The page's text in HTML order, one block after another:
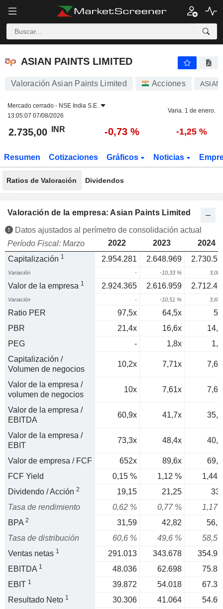
ASIAN PAINTS LIMITED
ASIAN PAINTS LIMITED
Valoración Asian Paints Limited Acciones
Mercado cerrado - NSE India S.E.
13:05:07 07/08/2026
Varia. 1 de enero.
2.735,00 INR -0,73 % -1,25 %
Resumen Cotizaciones Gráficos Noticias
Ratios de Valoración Dividendos
Valoración de la empresa: Asian Paints Limited
Datos ajustados al perímetro de consolidación actual
Período Fiscal: Marzo
2022 2023
2024
Capitalización 1 2.954.281 2.648.969
Variación - -10,33 % 3,08
Valor de la empresa 1 2.924.365 2.616.959
Variación - -10,51 % 3,65
Ratio PER 97,5x 64,5x
PBR
21,4x 16,6x
PEG
- 1,8x
Capitalización /
Volumen de negocios
10,2x 7,71x
Valor de la empresa /
volumen de negocios
10x 7,61x
Valor de la empresa /
EBITDA
60,9x 41,7x
Valor de la empresa /
EBIT
73,3x 48,4x
Valor de empresa / FCF 652x 89,6x
FCF Yield
0,15 % 1,12 %
1,44
Dividendo / Acción 2 19,15 21,25
Tasa de rendimiento
0,62 % 0,77 %
1,17
BPA 2 31,59 42,82
Tasa de distribución
60,6 % 49,6 %
58,5
Ventas netas 1 291.013 343.678
EBITDA 1 48.036 62.698
EBIT 1 39.872 54.018
Resultado Neto 1 30.306 41.064